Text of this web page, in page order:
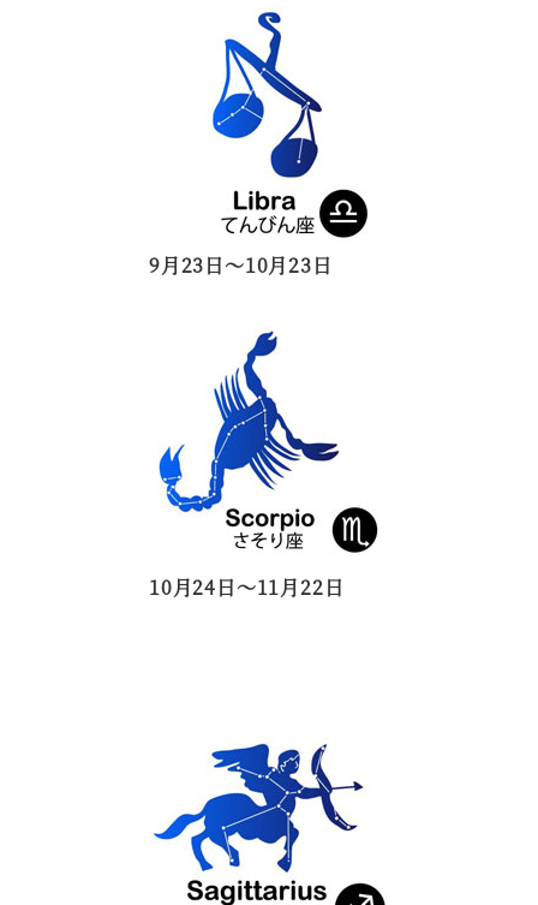
9月23日～10月23日
10月24日～11月22日